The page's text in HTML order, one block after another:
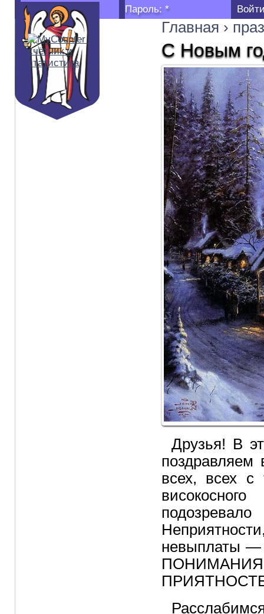
Логин:* Пароль: *
Главная ›
С Новым
Друзья! В
поздравляем
всех, всех с
невыплаты —